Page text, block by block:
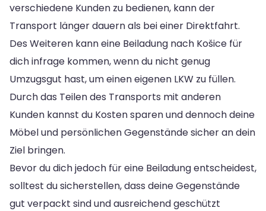
verschiedene Kunden zu bedienen, kann der
Transport länger dauern als bei einer Direktfahrt.
Des Weiteren kann eine Beiladung nach Košice für
dich infrage kommen, wenn du nicht genug
Umzugsgut hast, um einen eigenen LKW zu füllen.
Durch das Teilen des Transports mit anderen
Kunden kannst du Kosten sparen und dennoch deine
Möbel und persönlichen Gegenstände sicher an dein
Ziel bringen.
Bevor du dich jedoch für eine Beiladung entscheidest,
solltest du sicherstellen, dass deine Gegenstände
gut verpackt sind und ausreichend geschützt